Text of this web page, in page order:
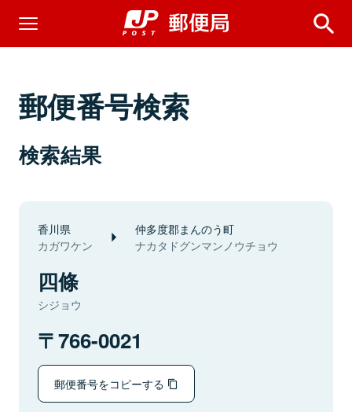
郵便番号検索
検索結果
香川県
カガワケン
仲多度郡まんのう町
ナカタドグンマンノウチョウ
四條
シジョウ
766-0021
郵便番号をコピーする